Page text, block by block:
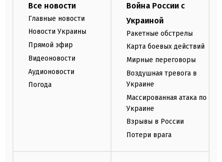
Все новости
Главные новости
Новости Украины
Прямой эфир
Видеоновости
Аудионовости
Погода
Война России с
Украиной
Ракетные обстрелы
Карта боевых действий
Мирные переговоры
Воздушная тревога в
Украине
Массированная атака по
Украине
Взрывы в России
Потери врага